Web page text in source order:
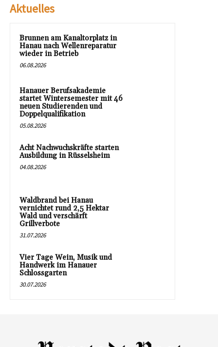
Aktuelles
Brunnen am Kanaltorplatz in
Hanau nach Wellenreparatur
wieder in Betrieb
06.08.2026
Hanauer Berufsakademie
startet Wintersemester mit 46
neuen Studierenden und
Doppelqualifikation
05.08.2026
Acht Nachwuchskräfte starten
Ausbildung in Rüsselsheim
04.08.2026
Waldbrand bei Hanau
vernichtet rund 2,5 Hektar
Wald und verschärft
Grillverbote
31.07.2026
Vier Tage Wein, Musik und
Handwerk im Hanauer
Schlossgarten
30.07.2026